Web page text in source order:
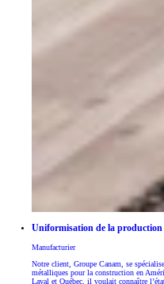
Uniformisation de la
Manufacturier
Notre client, Groupe Canam, se
métalliques pour la construction en
Laval et Québec, il voulait connaître